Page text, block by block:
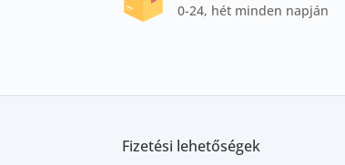
0-24, hét minden napján
Fizetési lehetőségek